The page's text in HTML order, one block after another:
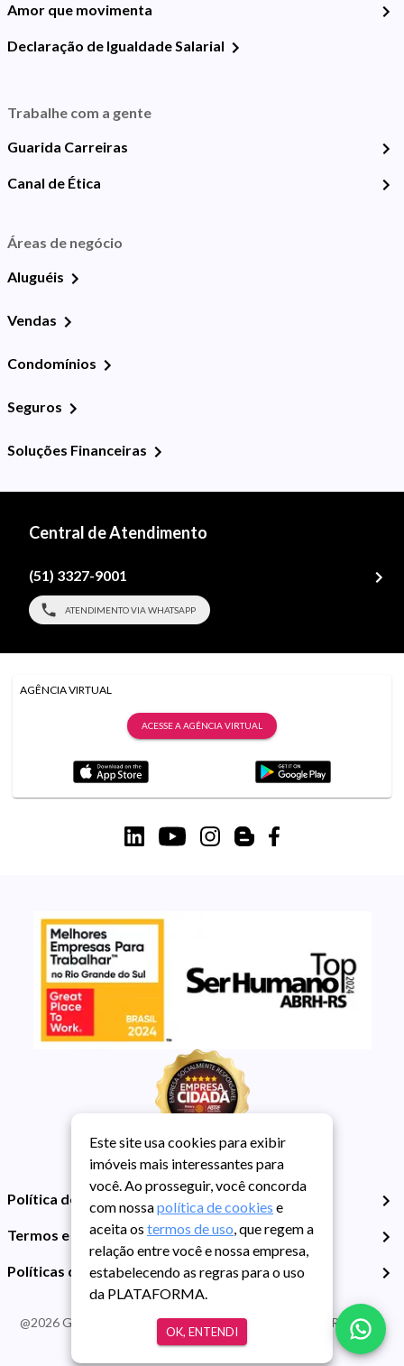
Amor que movimenta
Declaração de Igualdade Salarial
Trabalhe com a gente
Guarida Carreiras
Canal de Ética
Áreas de negócio
Aluguéis
Vendas
Condomínios
Seguros
Soluções Financeiras
Central de Atendimento
(51) 3327-9001
ATENDIMENTO VIA WHATSAPP
AGÊNCIA VIRTUAL
ACESSE A AGÊNCIA VIRTUAL
Política de Privacidade
Termos e Condições de Uso
Políticas de Cookies
@2026Guarida Imóvel. Todos os direitos reservados. CRECI RS -
413J | CNPJ Guarida: 89.398.606/0001-30
Este site usa cookies para exibir
imóveis mais interessantes para
você. Ao prosseguir, você concorda
com nossapolítica de cookies e
aceita os termos de uso, que regem a
relação entre você e nossa empresa,
estabelecendo as regras para o uso
da PLATAFORMA.
OK, ENTENDI